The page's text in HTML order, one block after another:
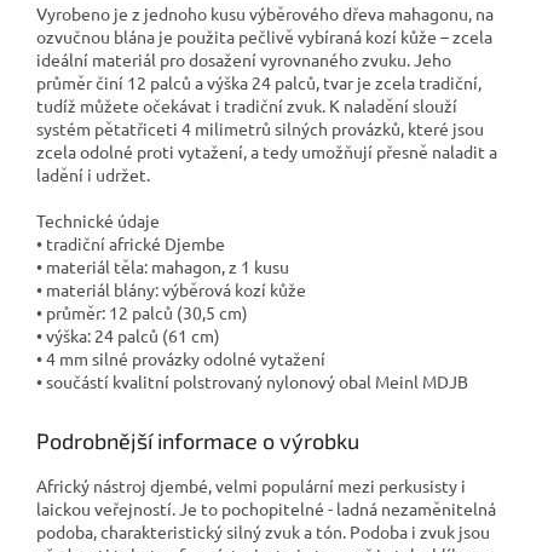
Vyrobeno je z jednoho kusu výběrového dřeva mahagonu, na
ozvučnou blána je použita pečlivě vybíraná kozí kůže – zcela
ideální materiál pro dosažení vyrovnaného zvuku. Jeho
průměr činí 12 palců a výška 24 palců, tvar je zcela tradiční,
tudíž můžete očekávat i tradiční zvuk. K naladění slouží
systém pětatřiceti 4 milimetrů silných provázků, které jsou
zcela odolné proti vytažení, a tedy umožňují přesně naladit a
ladění i udržet.
Technické údaje
• tradiční africké Djembe
• materiál těla: mahagon, z 1 kusu
• materiál blány: výběrová kozí kůže
• průměr: 12 palců (30,5 cm)
• výška: 24 palců (61 cm)
• 4 mm silné provázky odolné vytažení
• součástí kvalitní polstrovaný nylonový obal Meinl MDJB
Podrobnější informace o výrobku
Africký nástroj djembé, velmi populární mezi perkusisty i
laickou veřejností. Je to pochopitelné - ladná nezaměnitelná
podoba, charakteristický silný zvuk a tón. Podoba i zvuk jsou